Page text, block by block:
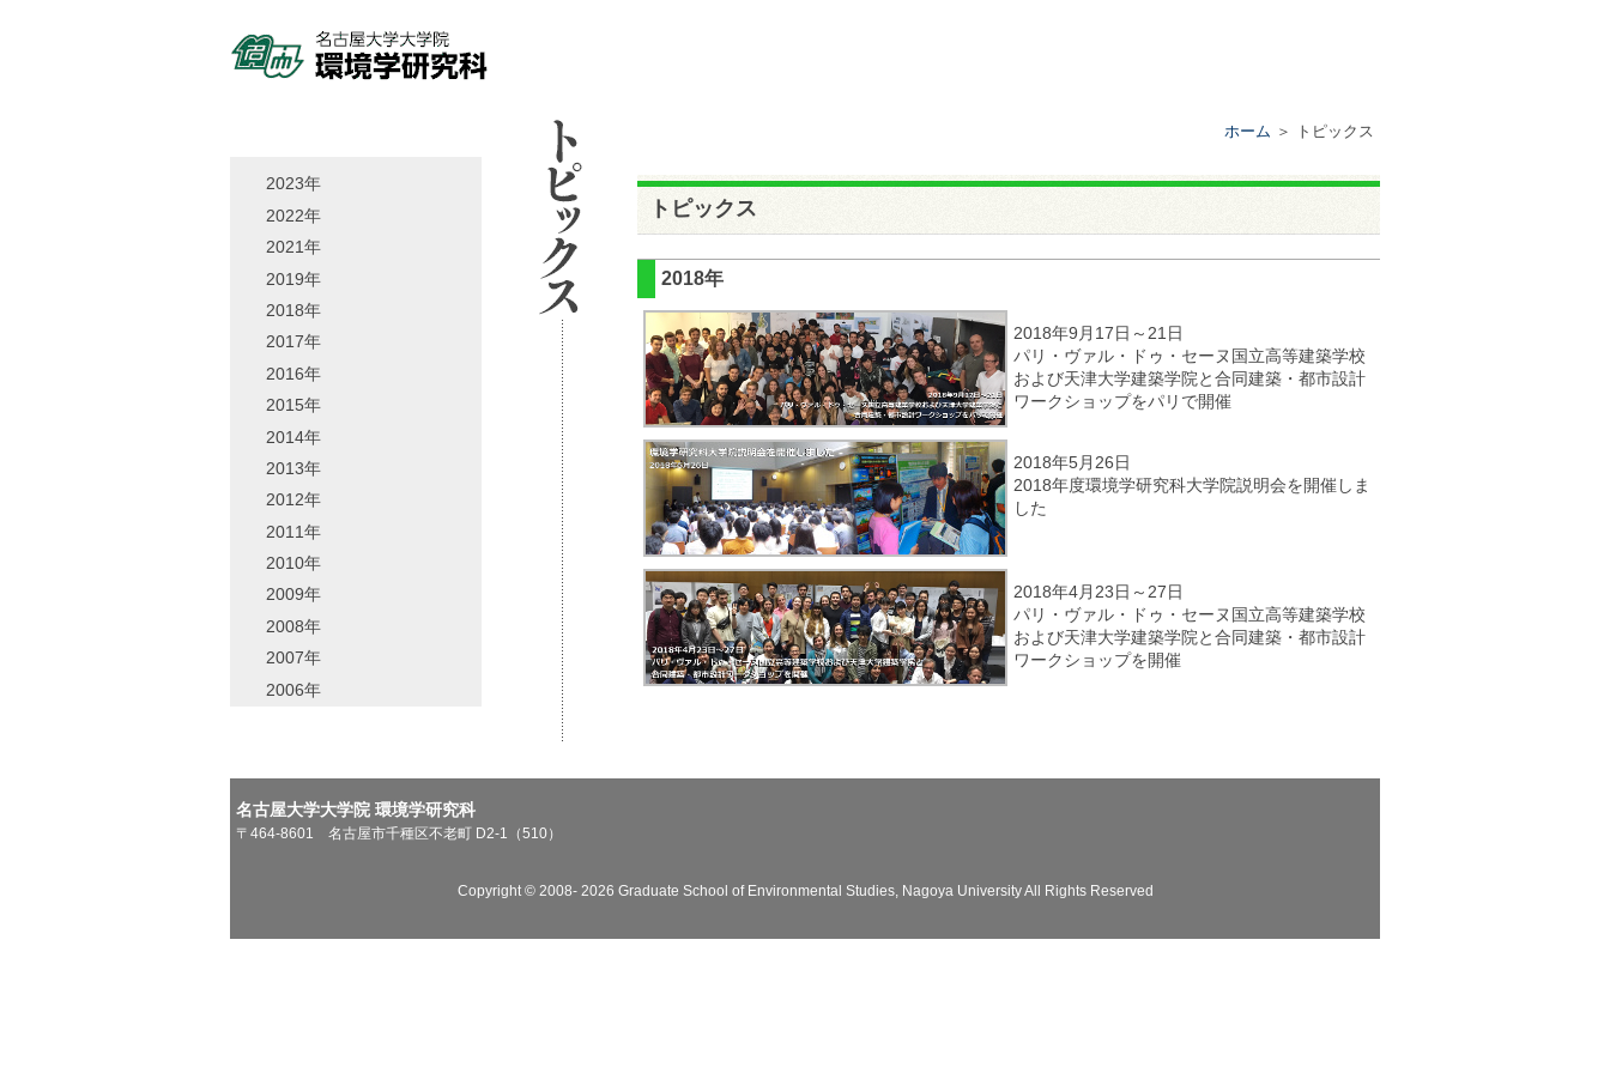
2023年
2022年
2021年
2019年
2018年
2017年
2016年
2015年
2014年
2013年
2012年
2011年
2010年
2009年
2008年
2007年
2006年
ホーム ＞ トピックス
トピックス
2018年
2018年9月17日～21日
パリ・ヴァル・ドゥ・セーヌ国立高等建築学校
および天津大学建築学院と合同建築・都市設計
ワークショップをパリで開催
2018年5月26日
2018年度環境学研究科大学院説明会を開催しま
した
2018年4月23日～27日
パリ・ヴァル・ドゥ・セーヌ国立高等建築学校
および天津大学建築学院と合同建築・都市設計
ワークショップを開催
名古屋大学大学院 環境学研究科
〒464-8601 名古屋市千種区不老町 D2-1（510）
Copyright © 2008- 2026 Graduate School of Environmental Studies, Nagoya University All Rights Reserved